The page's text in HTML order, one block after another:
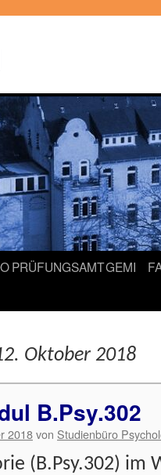
PRÜFUNGSAMTGEMI
Oktober 2018
B.Psy.302
2018von Studienbüro
(B.Psy.302) im